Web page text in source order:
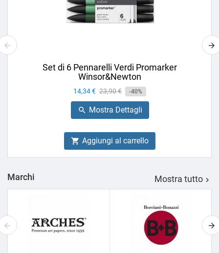
Set di 6 Pennarelli Verdi Promarker
Winsor&Newton
Prezzo
14,34 € Prezzo
base
23,90 € -40%
 Mostra Dettagli
 Aggiungi al carrello
Marchi Mostra tutto 